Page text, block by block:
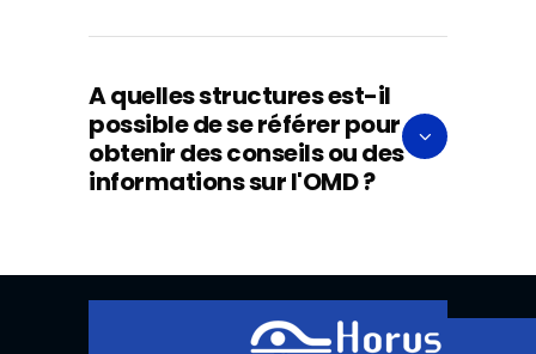
A quelles structures est-il
possible de se référer pour
obtenir des conseils ou des
informations sur l'OMD ?